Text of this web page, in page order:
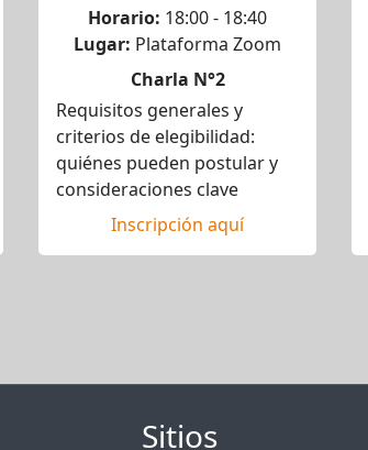
Horario: 18:00 - 18:40
Lugar: Plataforma Zoom
Charla N°2
Requisitos generales y
criterios de elegibilidad:
quiénes pueden postular y
consideraciones clave
Inscripción aquí
Sitios